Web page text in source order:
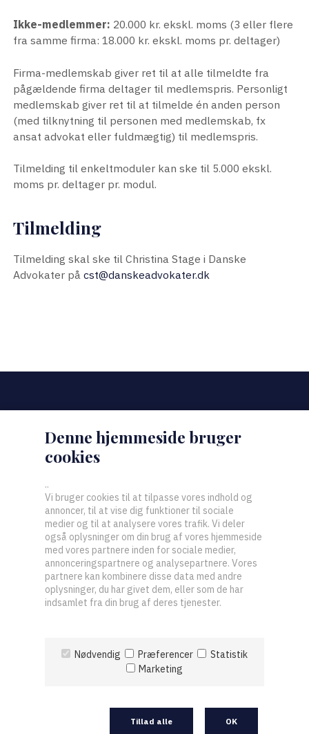
Denne hjemmeside bruger
cookies
..
Vi bruger cookies til at tilpasse vores indhold og
annoncer, til at vise dig funktioner til sociale
medier og til at analysere vores trafik. Vi deler
også oplysninger om din brug af vores hjemmeside
med vores partnere inden for sociale medier,
annonceringspartnere og analysepartnere. Vores
partnere kan kombinere disse data med andre
oplysninger, du har givet dem, eller som de har
indsamlet fra din brug af deres tjenester.
Nødvendig Præferencer
Statistik
Marketing
Tillad alle OK
Ikke-medlemmer: 20.000 kr. ekskl. moms (3 eller flere
fra samme firma: 18.000 kr. ekskl. moms pr. deltager)
Firma-medlemskab giver ret til at alle tilmeldte fra
pågældende firma deltager til medlemspris. Personligt
medlemskab giver ret til at tilmelde én anden person
(med tilknytning til personen med medlemskab, fx
ansat advokat eller fuldmægtig) til medlemspris.
Tilmelding til enkeltmoduler kan ske til 5.000 ekskl.
moms pr. deltager pr. modul.
Tilmelding
Tilmelding skal ske til Christina Stage i Danske
Advokater påcst@danskeadvokater.dk
Foreningen Danske IT-Advokater
C/O Danske Advokater
1620 København V
Kontakt os
+45 33 43 70 11
cnl@danskeadvokater.dk
English